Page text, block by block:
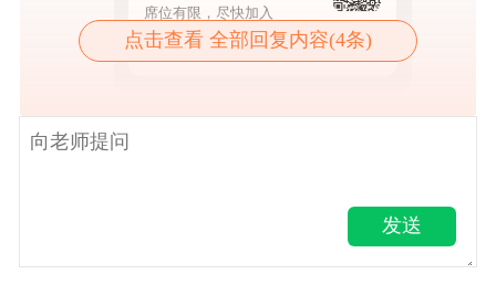
席位有限，尽快加入
点击查看详情
点击查看 全部回复内容(4条)
发送